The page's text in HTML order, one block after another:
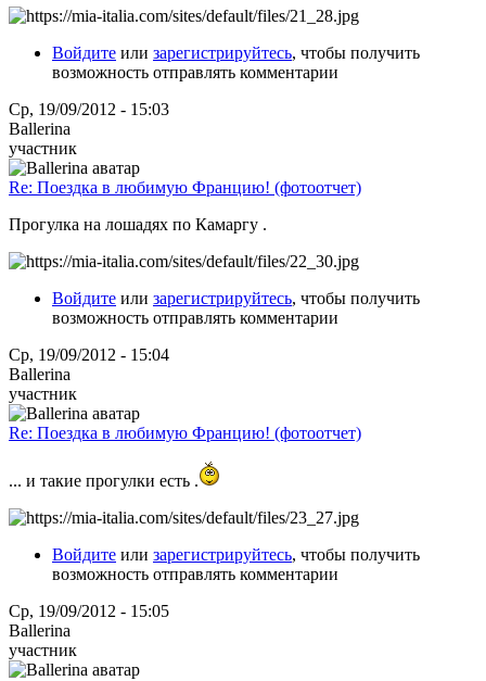
Войдите или зарегистрируйтесь, чтобы получить
возможность отправлять комментарии
Ср, 19/09/2012 - 15:03
Ballerina
участник
Re: Поездка в любимую Францию! (фотоотчет)
Прогулка на лошадях по Камаргу .
Войдите или зарегистрируйтесь, чтобы получить
возможность отправлять комментарии
Ср, 19/09/2012 - 15:04
Ballerina
участник
Re: Поездка в любимую Францию! (фотоотчет)
... и такие прогулки есть .
Войдите или зарегистрируйтесь, чтобы получить
возможность отправлять комментарии
Ср, 19/09/2012 - 15:05
Ballerina
участник